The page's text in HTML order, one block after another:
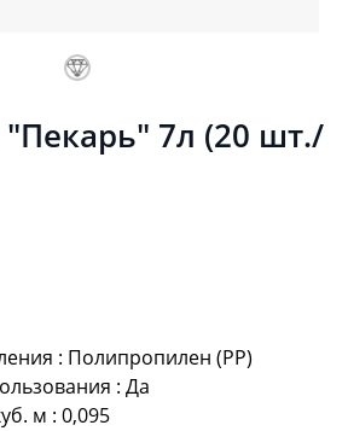
7л (20 шт./
: Полипропилен (PP)
: Да
м : 0,095